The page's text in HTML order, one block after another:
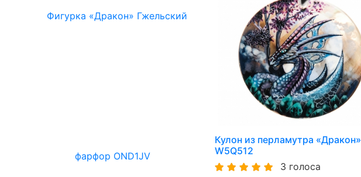
Кулон из перламутра «Дракон»
W5Q512
3 голоса